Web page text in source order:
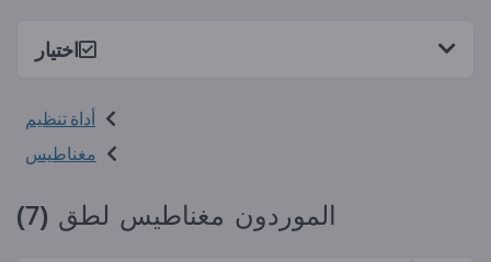
اختيار
أداة تنظيم
مغناطيس
الموردون مغناطيس لطق (7)